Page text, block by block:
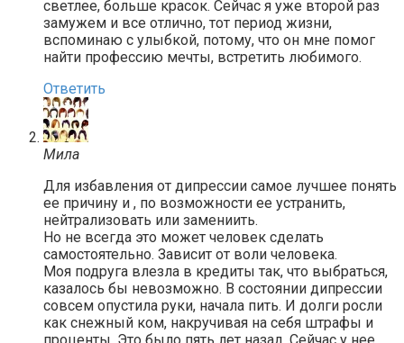
светлее, больше красок. Сейчас я уже второй раз
замужем и все отлично, тот период жизни,
вспоминаю с улыбкой, потому, что он мне помог
найти профессию мечты, встретить любимого.
Ответить
Мила
Для избавления от дипрессии самое лучшее понять
ее причину и , по возможности ее устранить,
нейтрализовать или замениить.
Но не всегда это может человек сделать
самостоятельно. Зависит от воли человека.
Моя подруга влезла в кредиты так, что выбраться,
казалось бы невозможно. В состоянии дипрессии
совсем опустила руки, начала пить. И долги росли
как снежный ком, накручивая на себя штрафы и
проценты. Это было пять лет назад. Сейчас у нее